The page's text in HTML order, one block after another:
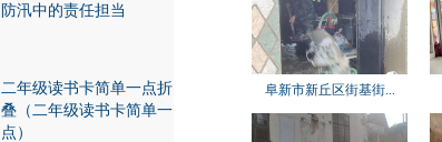
防汛中的责任担当
二年级读书卡简单一点折
叠（二年级读书卡简单一
点）
阜新市新丘区街基街...